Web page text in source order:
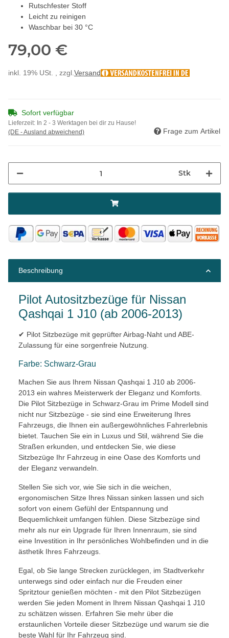
Rutschfester Stoff
Leicht zu reinigen
Waschbar bei 30 °C
79,00 €
inkl. 19% USt. , zzgl. Versand
Sofort verfügbar
Lieferzeit: In 2 - 3 Werktagen bei dir zu Hause!
(DE - Ausland abweichend)
Frage zum Artikel
Stk
Beschreibung
Pilot Autositzbezüge für Nissan
Qashqai 1 J10 (ab 2006-2013)
✔ Pilot Sitzbezüge mit geprüfter Airbag-Naht und ABE-
Zulassung für eine sorgenfreie Nutzung.
Farbe: Schwarz-Grau
Machen Sie aus Ihrem Nissan Qashqai 1 J10 ab 2006-
2013 ein wahres Meisterwerk der Eleganz und Komforts.
Die Pilot Sitzbezüge in Schwarz-Grau im Prime Modell sind
nicht nur Sitzbezüge - sie sind eine Erweiterung Ihres
Fahrzeugs, die Ihnen ein außergewöhnliches Fahrerlebnis
bietet. Tauchen Sie ein in Luxus und Stil, während Sie die
Straßen erkunden, und entdecken Sie, wie diese
Sitzbezüge Ihr Fahrzeug in eine Oase des Komforts und
der Eleganz verwandeln.
Stellen Sie sich vor, wie Sie sich in die weichen,
ergonomischen Sitze Ihres Nissan sinken lassen und sich
sofort von einem Gefühl der Entspannung und
Bequemlichkeit umfangen fühlen. Diese Sitzbezüge sind
mehr als nur ein Upgrade für Ihren Innenraum, sie sind
eine Investition in Ihr persönliches Wohlbefinden und in die
ästhetik Ihres Fahrzeugs.
Egal, ob Sie lange Strecken zurücklegen, im Stadtverkehr
unterwegs sind oder einfach nur die Freuden einer
Spritztour genießen möchten - mit den Pilot Sitzbezügen
werden Sie jeden Moment in Ihrem Nissan Qashqai 1 J10
zu schätzen wissen. Erfahren Sie mehr über die
erstaunlichen Vorteile dieser Sitzbezüge und warum sie die
beste Wahl für Ihr Fahrzeug sind.